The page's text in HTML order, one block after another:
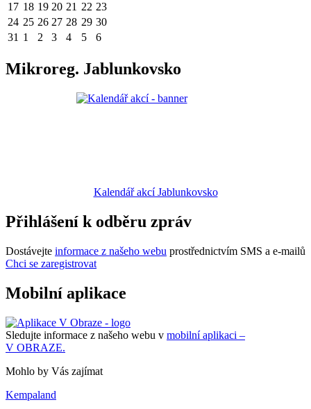
17 18 19 20 21 22 23
24 25 26 27 28 29 30
31 1 2 3 4 5 6
Mikroreg. Jablunkovsko
Kalendář akcí Jablunkovsko
Přihlášení k odběru zpráv
Dostávejte informace z našeho webu prostřednictvím SMS a e-mailů
Chci se zaregistrovat
Mobilní aplikace
Sledujte informace z našeho webu v mobilní aplikaci –
V OBRAZE.
Mohlo by Vás zajímat
Kempaland